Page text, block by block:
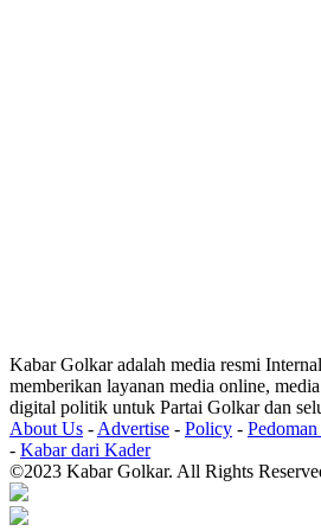
Kabar Golkar adalah media resmi
memberikan layanan media online,
digital politik untuk Partai Golkar dan
About Us - Advertise - Policy -
- Kabar dari Kader
©2023 Kabar Golkar. All Rights